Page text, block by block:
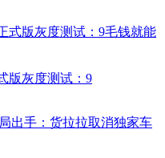
版灰度测试：9